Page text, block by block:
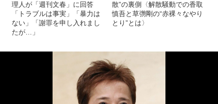
理人が「週刊文春」に回答
「トラブルは事実」「暴力は
ない」「謝罪を申し入れまし
たが…」
散”の裏側〈解散騒動での香取
慎吾と草彅剛の“赤裸々なやり
とり”とは〉